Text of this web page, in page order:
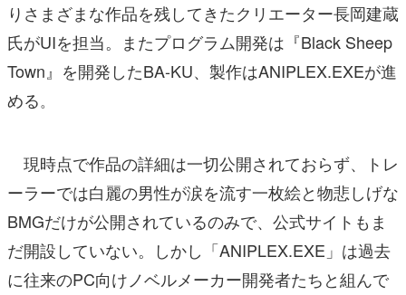
りさまざまな作品を残してきたクリエーター長岡建蔵
氏がUIを担当。またプログラム開発は『Black Sheep
Town』を開発したBA-KU、製作はANIPLEX.EXEが進
める。
現時点で作品の詳細は一切公開されておらず、トレ
ーラーでは白麗の男性が涙を流す一枚絵と物悲しげな
BMGだけが公開されているのみで、公式サイトもま
だ開設していない。しかし「ANIPLEX.EXE」は過去
に往来のPC向けノベルメーカー開発者たちと組んで